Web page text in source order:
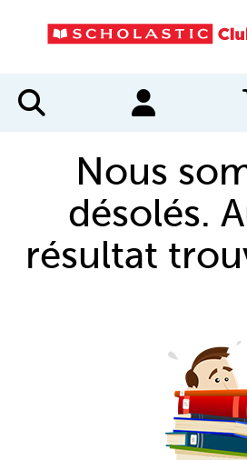
Nous
désolés.
résultat